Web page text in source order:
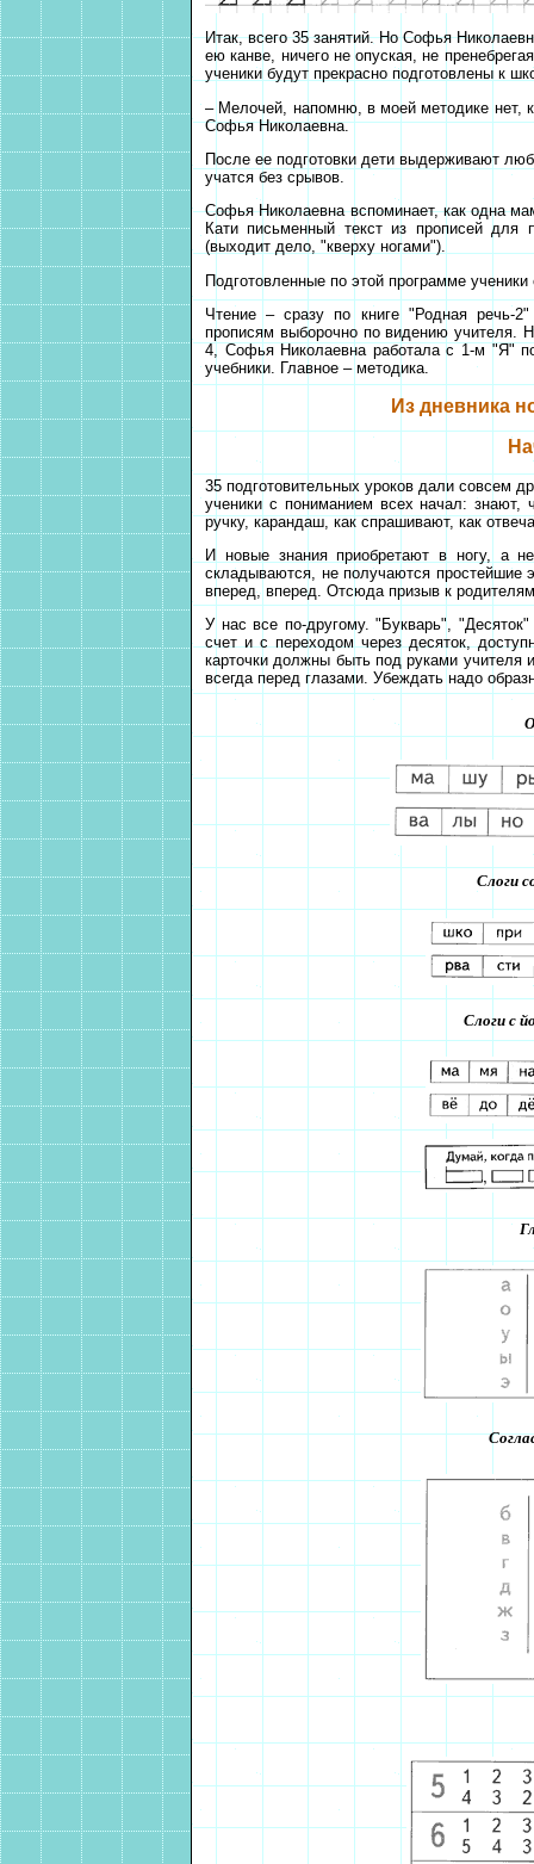
Итак, всего 35 занятий. Но Софья
ею канве, ничего не опуская, не
ученики будут прекрасно подготовлены к
– Мелочей, напомню, в моей методике нет,
Софья Николаевна.
После ее подготовки дети выдерживают
учатся без срывов.
Софья Николаевна вспоминает, как одна
Кати письменный текст из прописей
(выходит дело, "кверху ногами").
Подготовленные по этой программе
Чтение – сразу по книге "Родная речь-
прописям выборочно по видению учителя.
4, Софья Николаевна работала с 1-м "Я"
учебники. Главное – методика.
Из дневника
35 подготовительных уроков дали совсем
ученики с пониманием всех начал: знают,
ручку, карандаш, как спрашивают, как
И новые знания приобретают в ногу, а
складываются, не получаются простейшие
вперед, вперед. Отсюда призыв к
У нас все по-другому. "Букварь",
счет и с переходом через десяток,
карточки должны быть под руками
всегда перед глазами. Убеждать надо
Слоги
Слоги с